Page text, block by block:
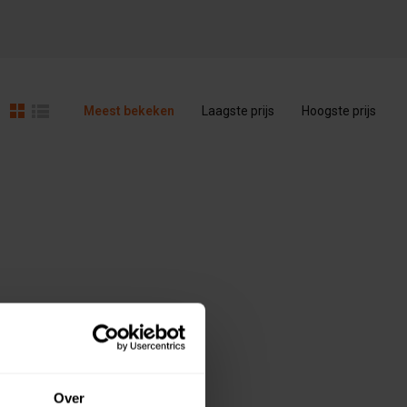
Over
Meest bekeken Laagste prijs Hoogste prijs